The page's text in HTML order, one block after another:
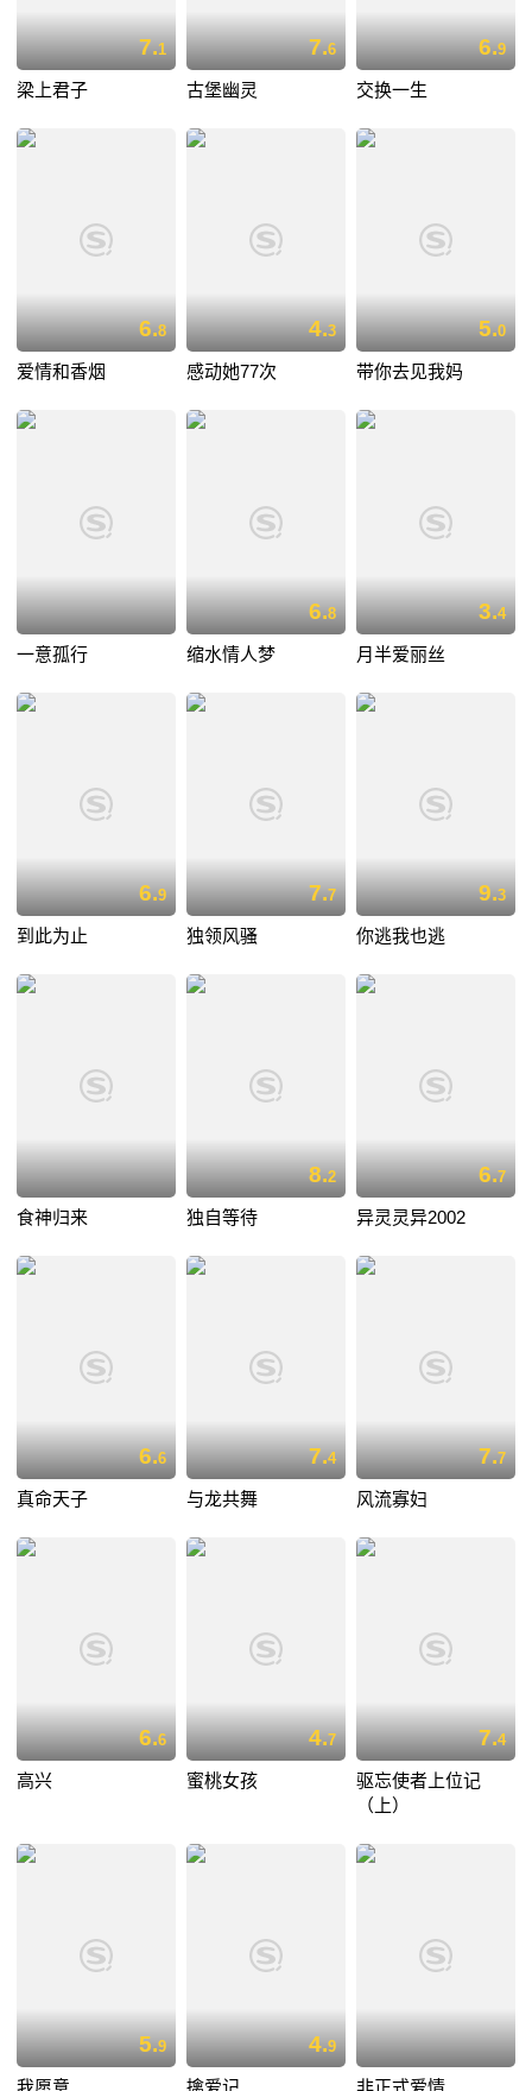
7.1
梁上君子
7.6
古堡幽灵
6.9
交换一生
6.8
爱情和香烟
4.3
感动她77次
5.0
带你去见我妈
一意孤行
6.8
缩水情人梦
3.4
月半爱丽丝
6.9
到此为止
7.7
独领风骚
9.3
你逃我也逃
食神归来
8.2
独自等待
6.7
异灵灵异2002
6.6
真命天子
7.4
与龙共舞
7.7
风流寡妇
6.6
高兴
4.7
蜜桃女孩
7.4
驱忘使者上位记
（上）
5.9 4.9